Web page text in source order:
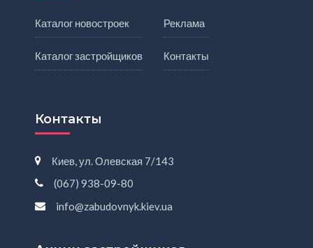
Каталог новостроек
Каталог застройщиков
Реклама
Контакты
Контакты
Киев, ул. Олевская 7/143
(067) 938-09-80
info@zabudovnyk.kiev.ua